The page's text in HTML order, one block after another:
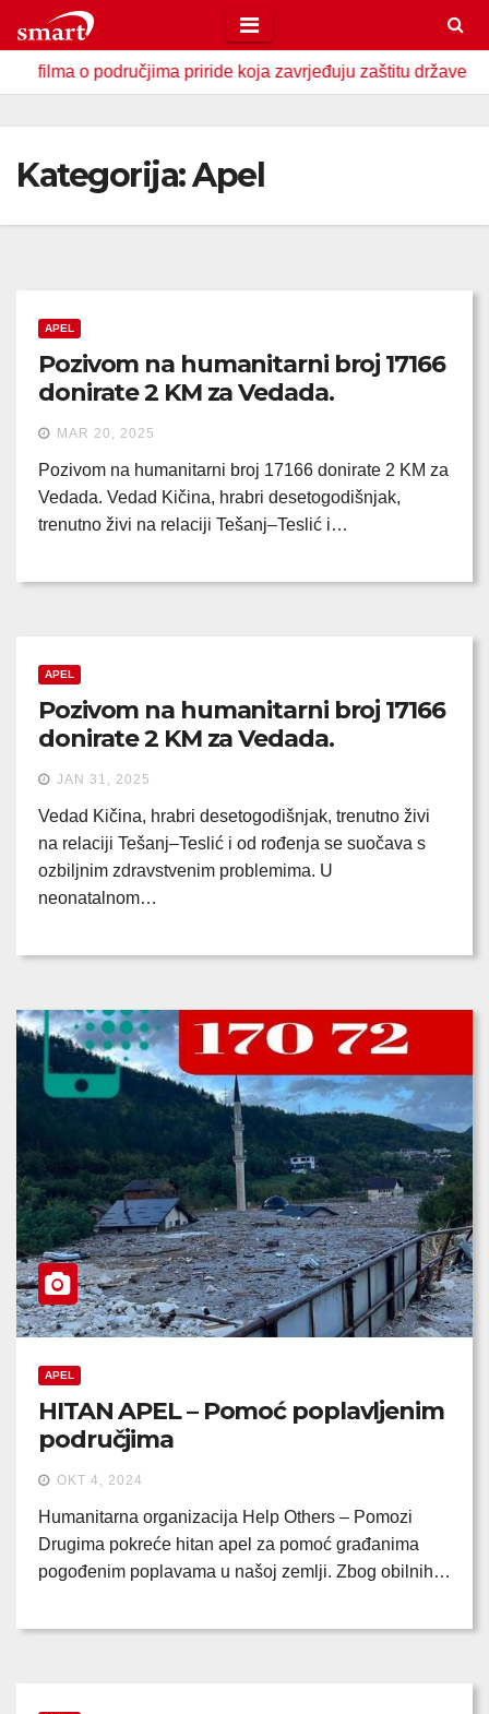
to
content priride koja zavrjeđuju zaštitu države U
Kategorija:Apel
APEL
Pozivom na humanitarni broj 17166
donirate 2 KM za Vedada.
MAR 20, 2025
Pozivom na humanitarni broj 17166 donirate 2 KM za
Vedada. Vedad Kičina, hrabri desetogodišnjak,
trenutno živi na relaciji Tešanj–Teslić i…
APEL
Pozivom na humanitarni broj 17166
donirate 2 KM za Vedada.
JAN 31, 2025
Vedad Kičina, hrabri desetogodišnjak, trenutno živi
na relaciji Tešanj–Teslić i od rođenja se suočava s
ozbiljnim zdravstvenim problemima. U
neonatalnom…
APEL
HITAN APEL – Pomoć poplavljenim
područjima
OKT 4, 2024
Humanitarna organizacija Help Others – Pomozi
Drugima pokreće hitan apel za pomoć građanima
pogođenim poplavama u našoj zemlji. Zbog obilnih…